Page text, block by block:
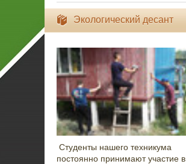
Экологический десант
Студенты нашего техникума
постоянно принимают участие в